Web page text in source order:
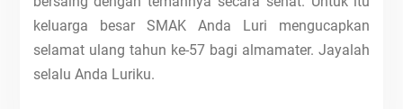
keluarga besar SMAK Anda Luri mengucapkan
selamat ulang tahun ke-57 bagi almamater. Jayalah
selalu Anda Luriku.